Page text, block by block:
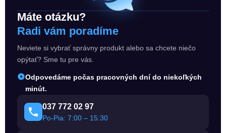
Máte otázku?
Radi vám poradíme
Neviete si vybrať správny produkt alebo sa chcete niečo
opýtať? Sme tu pre vás.
Odpovedáme počas pracovných dní do niekoľkých
minút.
037 772 02 97
Po-Pia: 7:00 – 15:30